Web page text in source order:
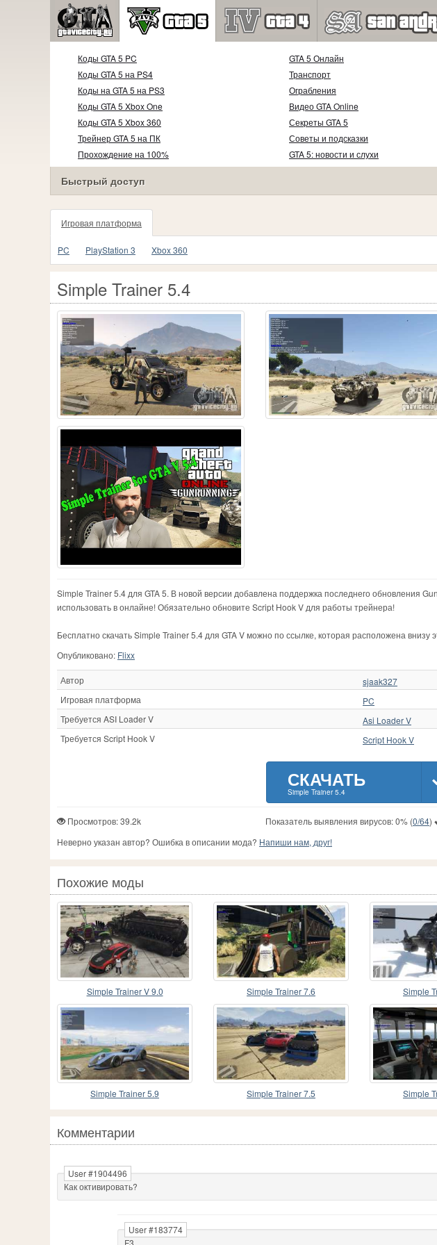
Коды GTA 5 PC
Коды GTA 5 на PS4
Коды на GTA 5 на PS3
Коды GTA 5 Xbox One
Коды GTA 5 Xbox 360
Трейнер GTA 5 на ПК
Прохождение на 100%
Видео прохождение
GTA 5 Онлайн
Транспорт
Ограбления
Видео GTA Online
Секреты GTA 5
Советы и подсказки
GTA 5: новости и слухи
Быстрый доступ
Игровая платформа
PC PlayStation 3 Xbox 360
Simple Trainer 5.4
Simple Trainer 5.4 для GTA 5. В новой версии добавлена поддержка последнего обновления
использовать в онлайне! Обязательно обновите Script Hook V для работы трейнера!
Бесплатно скачать Simple Trainer 5.4 для GTA V можно по ссылке, которая расположена внизу
Опубликовано: Flixx
Автор
sjaak327
Игровая платформа
PC
Требуется ASI Loader V
Asi Loader V
Требуется Script Hook V
Script Hook V
СКАЧАТЬ
Simple Trainer 5.4
Просмотров: 39.2k Показатель выявления вирусов:0%(0/64)
Неверно указан автор? Ошибка в описании мода? Напиши нам, друг!
Похожие моды
Simple Trainer V 9.0 Simple Trainer 7.6 Simple
Simple Trainer 5.9 Simple Trainer 7.5 Simple
Комментарии
Как октивировать?
User #1904496
User #183774